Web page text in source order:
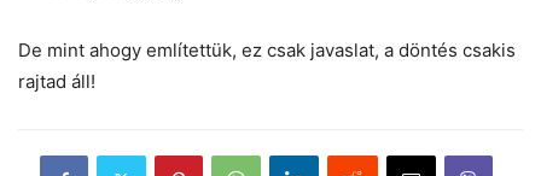
De mint ahogy említettük, ez csak javaslat, a döntés csakis
rajtad áll!